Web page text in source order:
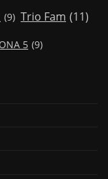
(9) Trio Fam (11)
5 (9)